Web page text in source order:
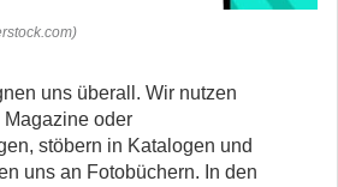
uns überall. Wir nutzen
oder
stöbern in Katalogen und
uns an Fotobüchern. In den